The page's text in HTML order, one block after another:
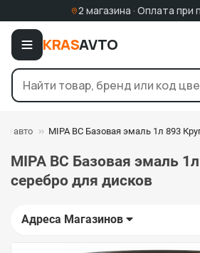
2 магазина · Оплата при
KRASAVTO
авто MIPA BC Базовая эмаль 1л 893
MIPA BC Базовая эмаль
серебро для дисков
Адреса Магазинов